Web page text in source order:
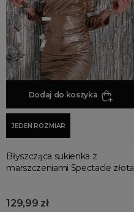
Dodaj do koszyka
JEDEN ROZMIAR
Błyszcząca sukienka z
marszczeniami Spectacle złota
129,99 zł